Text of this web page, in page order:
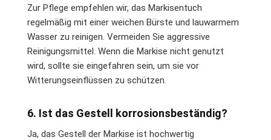
Zur Pflege empfehlen wir, das Markisentuch
regelmäßig mit einer weichen Bürste und lauwarmem
Wasser zu reinigen. Vermeiden Sie aggressive
Reinigungsmittel. Wenn die Markise nicht genutzt
wird, sollte sie eingefahren sein, um sie vor
Witterungseinflüssen zu schützen.
6. Ist das Gestell korrosionsbeständig?
Ja, das Gestell der Markise ist hochwertig